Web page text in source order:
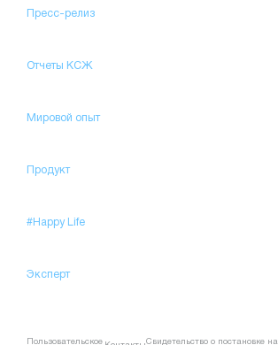
Пресс-релиз
Отчеты КСЖ
Мировой опыт
Продукт
#Happy Life
Эксперт
Пользовательское Свидетельство о постановке на